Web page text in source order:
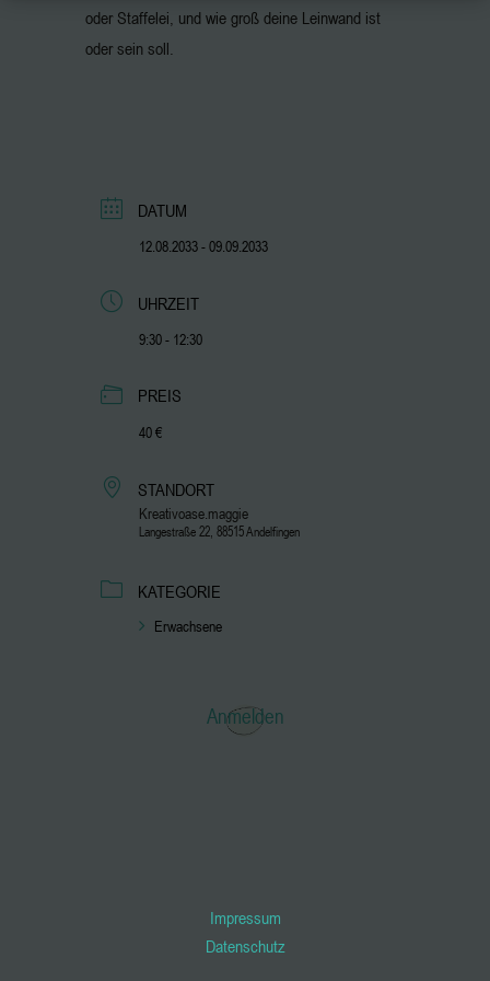
oder Staffelei, und wie groß deine Leinwand ist
oder sein soll.
DATUM
12.08.2033- 09.09.2033
UHRZEIT
9:30 - 12:30
PREIS
40 €
STANDORT
Kreativoase.maggie
Langestraße 22, 88515 Andelfingen
KATEGORIE
Erwachsene
Anmelden
Impressum
Datenschutz